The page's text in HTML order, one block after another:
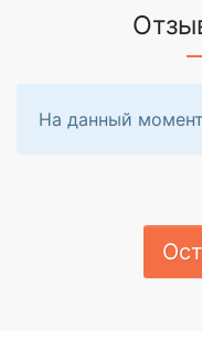
На данный